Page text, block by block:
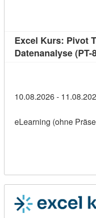
Excel Kurs: Pivot
Datenanalyse (PT-
10.08.2026 -
eLearning (ohne